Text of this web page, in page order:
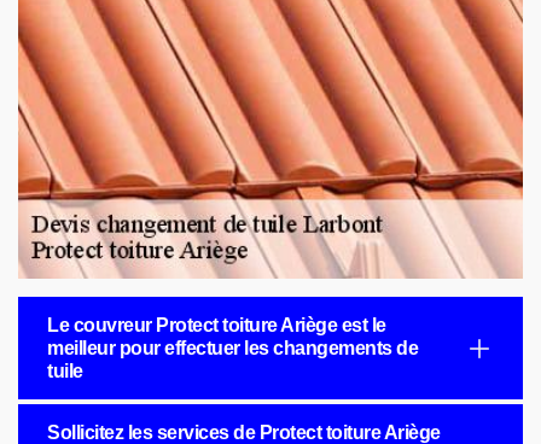
Le couvreur Protect toiture Ariège est le
meilleur pour effectuer les changements de
tuile
Sollicitez les services de Protect toiture Ariège